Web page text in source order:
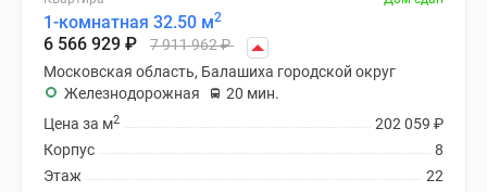
1-комнатная 32.50 м2
6 566 929 ₽ 7 911 962₽
Московская область, Балашиха городской округ
Железнодорожная
20 мин.
202 059 ₽
Цена за м2
8
Корпус
22
Этаж